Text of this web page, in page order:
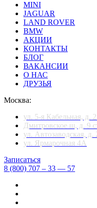
MINI
JAGUAR
LAND ROVER
BMW
АКЦИИ
КОНТАКТЫ
БЛОГ
ВАКАНСИИ
О НАС
ДРУЗЬЯ
Москва:
ул. 5-я Кабельная, д.
Дмитровское ш, д. 9
ул. Автозаводская, д.
ул. Ярмарочная 4А
Записаться
8 (800) 707 – 33 — 57